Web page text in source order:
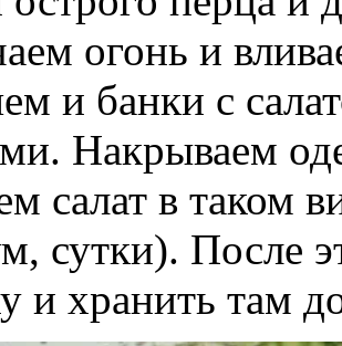
огонь и
и банки с
Накрываем
салат в таком
сутки). После
и хранить там